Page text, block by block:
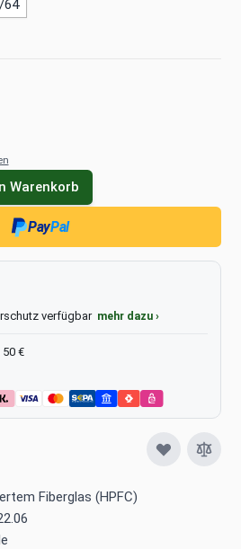
Fiberglas (HPFC)
64
Warenkorb
PayPal
verfügbar mehr dazu ›
€